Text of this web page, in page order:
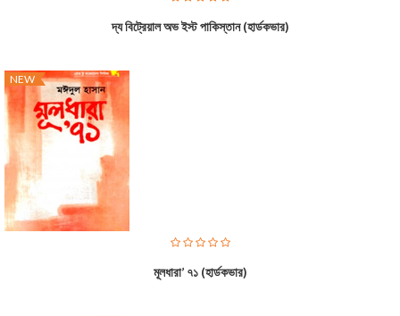
দ্য বিট্রেয়াল অভ ইস্ট পাকিস্তান (হার্ডকভার)
NEW
মূলধারা’ ৭১ (হার্ডকভার)